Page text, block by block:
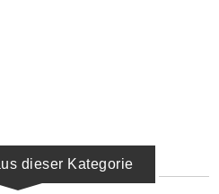
dieser Kategorie